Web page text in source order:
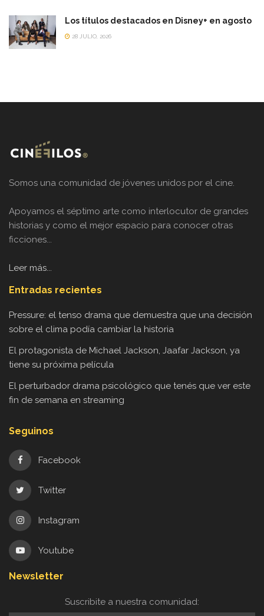
Los títulos destacados en Disney+ en agosto
28 JULIO, 2026
Somos una comunidad de jóvenes unidos por el cine.
Apoyamos el séptimo arte como interlocutor de grandes
historias y como el mejor espacio para conocer otras
ficciones...
Leer más...
Entradas recientes
Pressure: el tenso drama que demuestra que una decisión
sobre el clima podía cambiar la historia
El protagonista de Michael Jackson, Jaafar Jackson, ya
tiene su próxima película
El perturbador drama psicológico que tenés que ver este
fin de semana en streaming
Seguinos
Facebook
Twitter
Instagram
Youtube
Newsletter
Suscribite a nuestra comunidad: